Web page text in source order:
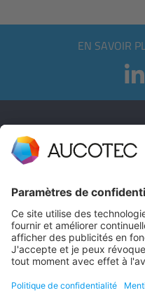
EN SAVOIR
CONTACT
Téléphone +49 511 6103 0
AUCOTEC AG
30916 Isernhagen